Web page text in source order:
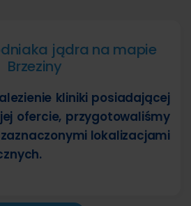
jądra na mapie
Brzeziny
kliniki posiadającej
ofercie, przygotowaliśmy
lokalizacjami